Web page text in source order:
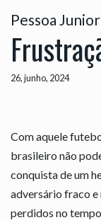
Pessoa Junior
26, junho, 2024
Com aquele
brasileiro não
conquista de um
adversário fraco
perdidos no